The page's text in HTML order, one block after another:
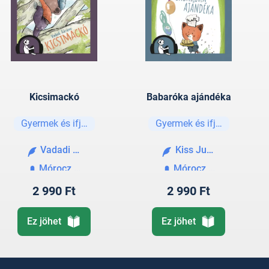
Kicsimackó
Gyermek és ifjúsági
Vadadi Adrienn
Mórocz Adrienn
2 990 Ft
Ez jöhet
Babaróka ajándéka
Gyermek és ifjúsági
Kiss Judit Ágnes
Mórocz Adrienn
2 990 Ft
Ez jöhet